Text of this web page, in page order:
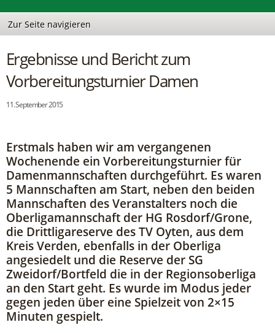
Ergebnisse und Bericht zum
Vorbereitungsturnier Damen
11. September 2015
Erstmals haben wir am vergangenen
Wochenende ein Vorbereitungsturnier für
Damenmannschaften durchgeführt. Es waren
5 Mannschaften am Start, neben den beiden
Mannschaften des Veranstalters noch die
Oberligamannschaft der HG Rosdorf/Grone,
die Drittligareserve des TV Oyten, aus dem
Kreis Verden, ebenfalls in der Oberliga
angesiedelt und die Reserve der SG
Zweidorf/Bortfeld die in der Regionsoberliga
an den Start geht. Es wurde im Modus jeder
gegen jeden über eine Spielzeit von 2×15
Minuten gespielt.